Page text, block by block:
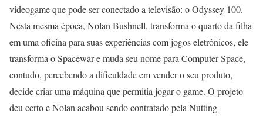
videogame que pode ser conectado a televisão: o Odyssey 100.
Nesta mesma época, Nolan Bushnell, transforma o quarto da filha
em uma oficina para suas experiências com jogos eletrônicos, ele
transforma o Spacewar e muda seu nome para Computer Space,
contudo, percebendo a dificuldade em vender o seu produto,
decide criar uma máquina que permitia jogar o game. O projeto
deu certo e Nolan acabou sendo contratado pela Nutting